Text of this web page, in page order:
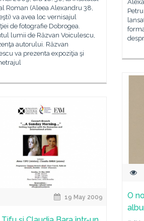
Roman (Aleea Alexandru 38,
va avea loc vernisajul
de fotografie Dobrogea.
lumii de Răzvan Voiculescu,
autorului. Răzvan
va prezenta expoziţia şi
O
19 May 2009